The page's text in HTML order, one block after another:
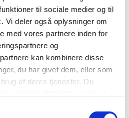
til sociale medier og til
Vi deler også oplysninger om
med vores partnere inden for
og
kan kombinere disse
du har givet dem, eller som
af deres tjenester. Du